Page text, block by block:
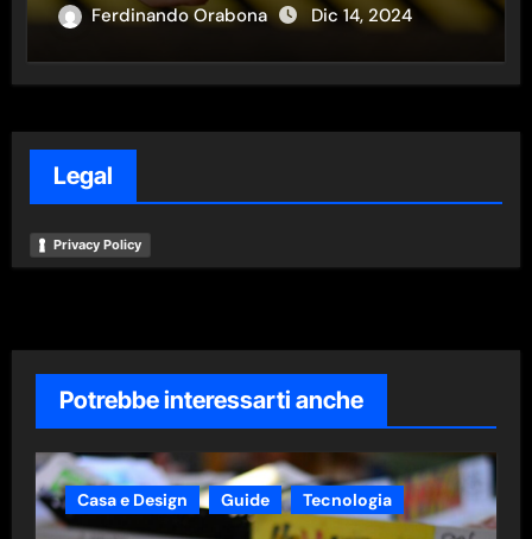
Ferdinando Orabona Dic 14, 2024
Legal
Privacy Policy
Potrebbe interessarti anche
Casa e Design Guide Tecnologia